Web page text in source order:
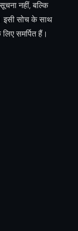
नहीं, बल्कि
इसी सोच के साथ
समर्पित हैं।